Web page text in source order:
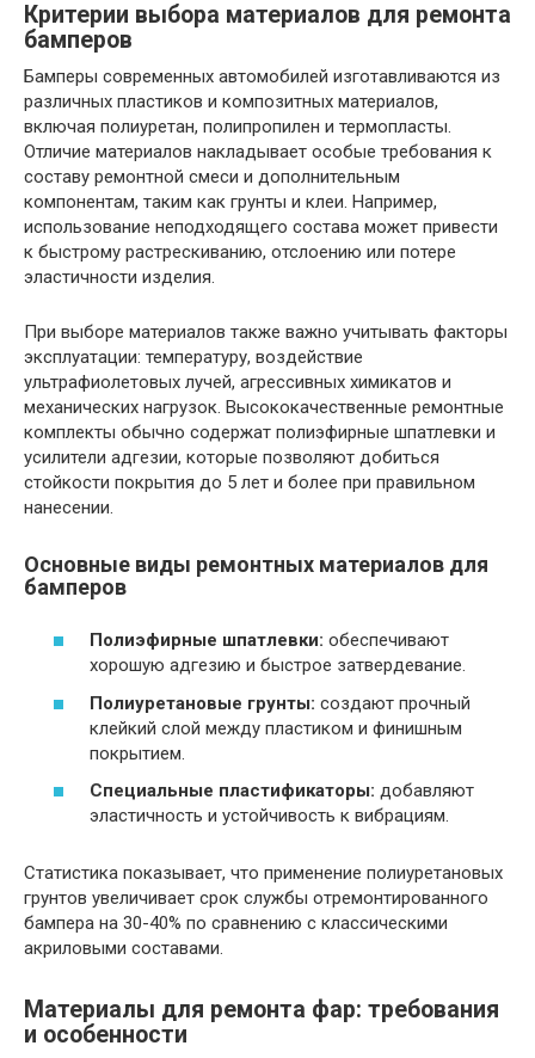
Критерии выбора материалов для ремонта
бамперов
Бамперы современных автомобилей изготавливаются из
различных пластиков и композитных материалов,
включая полиуретан, полипропилен и термопласты.
Отличие материалов накладывает особые требования к
составу ремонтной смеси и дополнительным
компонентам, таким как грунты и клеи. Например,
использование неподходящего состава может привести
к быстрому растрескиванию, отслоению или потере
эластичности изделия.
При выборе материалов также важно учитывать факторы
эксплуатации: температуру, воздействие
ультрафиолетовых лучей, агрессивных химикатов и
механических нагрузок. Высококачественные ремонтные
комплекты обычно содержат полиэфирные шпатлевки и
усилители адгезии, которые позволяют добиться
стойкости покрытия до 5 лет и более при правильном
нанесении.
Основные виды ремонтных материалов для
бамперов
Полиэфирные шпатлевки: обеспечивают
хорошую адгезию и быстрое затвердевание.
Полиуретановые грунты: создают прочный
клейкий слой между пластиком и финишным
покрытием.
Специальные пластификаторы: добавляют
эластичность и устойчивость к вибрациям.
Статистика показывает, что применение полиуретановых
грунтов увеличивает срок службы отремонтированного
бампера на 30-40% по сравнению с классическими
акриловыми составами.
Материалы для ремонта фар: требования
и особенности